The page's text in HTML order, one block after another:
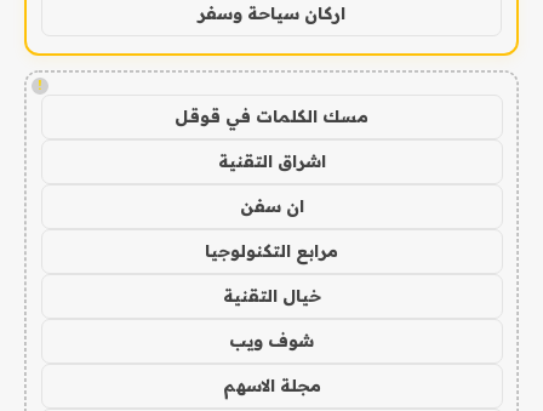
اركان سياحة وسفر
!
مسك الكلمات في قوقل
اشراق التقنية
ان سفن
مرابع التكنولوجيا
خيال التقنية
شوف ويب
مجلة الاسهم